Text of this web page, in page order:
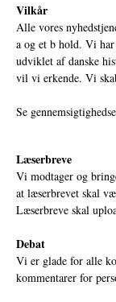
Vilkår
Alle vores
a og et b hold. Vi
udviklet af danske
vil vi erkende. Vi
Se
Læserbreve
Vi modtager og
at læserbrevet skal
Læserbreve skal
Debat
Vi er glade for alle
kommentarer for